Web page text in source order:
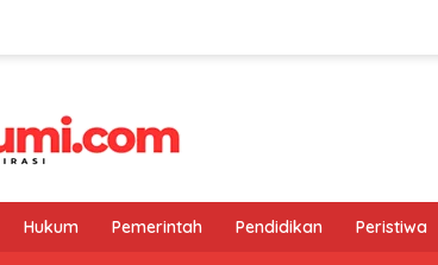
Hukum Pemerintah Pendidikan Peristiwa